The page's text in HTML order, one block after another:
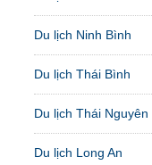
Du lịch Ninh Bình
Du lịch Thái Bình
Du lịch Thái Nguyên
Du lịch Long An